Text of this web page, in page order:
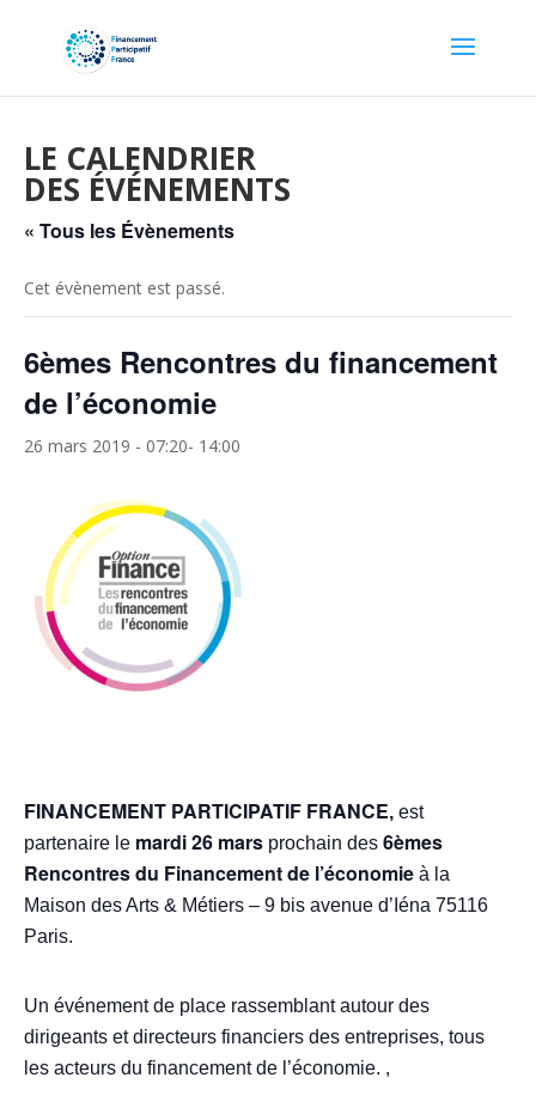
LE CALENDRIER
DES ÉVÉNEMENTS
« Tous les Évènements
Cet évènement est passé.
6èmes Rencontres du financement
de l’économie
26 mars 2019 - 07:20- 14:00
FINANCEMENT PARTICIPATIF FRANCE, est
partenaire le mardi 26 mars prochain des 6èmes
Rencontres du Financement de l’économie à la
Maison des Arts & Métiers – 9 bis avenue d’Iéna 75116
Paris.
Un événement de place rassemblant autour des
dirigeants et directeurs financiers des entreprises, tous
les acteurs du financement de l’économie. ,